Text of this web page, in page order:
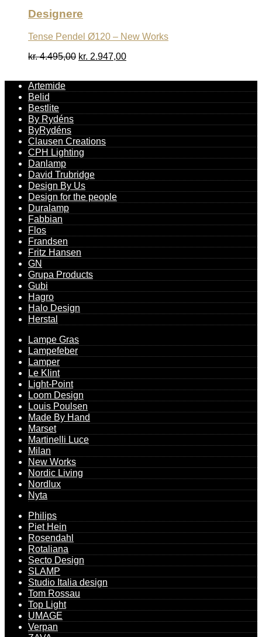
Designere
Tense Pendel Ø120 – New Works
kr.4.495,00 Den
kr. 2.947,00Den
Artemide
Belid
Bestlite
By Rydéns
ByRydéns
Clausen Creations
CPH Lighting
Danlamp
David Trubridge
Design By Us
Design for the people
Duralamp
Fabbian
Flos
Frandsen
Fritz Hansen
GN
Grupa Products
Gubi
Hagro
Halo Design
Herstal
Lampe Gras
Lampefeber
Lamper
Le Klint
Light-Point
Loom Design
Louis Poulsen
Made By Hand
Marset
Martinelli Luce
Milan
New Works
Nordic Living
Nordlux
Nyta
Philips
Piet Hein
Rosendahl
Rotaliana
Secto Design
SLAMP
Studio Italia design
Tom Rossau
Top Light
UMAGE
Verpan